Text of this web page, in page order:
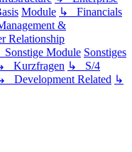
Module ↳ Financials
&
Relationship
Module Sonstiges
Kurzfragen ↳ S/4
Development Related ↳